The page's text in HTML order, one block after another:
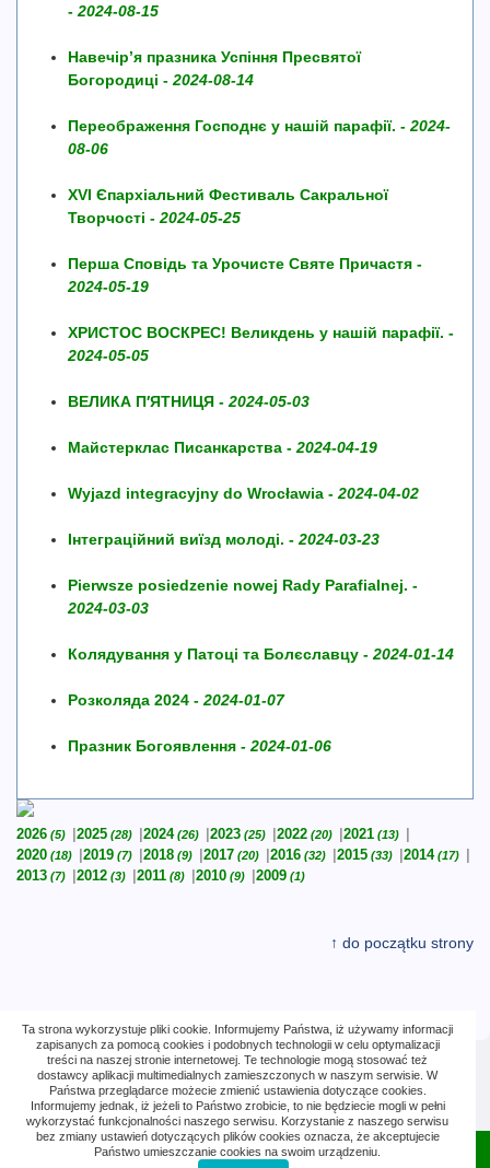
- 2024-08-15
Навечір’я празника Успіння Пресвятої
Богородиці - 2024-08-14
Переображення Господнє у нашій парафії. - 2024-
08-06
XVI Єпархіальний Фестиваль Сакральної
Творчості - 2024-05-25
Перша Сповідь та Урочисте Святе Причастя -
2024-05-19
ХРИСТОС ВОСКРЕС! Великдень у нашій парафії. -
2024-05-05
ВЕЛИКА П′ЯТНИЦЯ - 2024-05-03
Майстерклас Писанкарства - 2024-04-19
Wyjazd integracyjny do Wrocławia - 2024-04-02
Інтеграційний виїзд молоді. - 2024-03-23
Pierwsze posiedzenie nowej Rady Parafialnej. -
2024-03-03
Колядування у Патоці та Болєславцу - 2024-01-14
Розколяда 2024 - 2024-01-07
Празник Богоявлення - 2024-01-06
2026 (5) 2025 (28) 2024(26) 2023 (25) 2022 (20) 2021 (13)
2020 (18) 2019 (7) 2018 (9) 2017 (20) 2016 (32) 2015 (33) 2014(17)
2013 (7) 2012 (3) 2011 (8) 2010 (9) 2009 (1)
↑ do początku strony
Wejścia: 23 569 (26)
© Parafia Greckokatolicka w Legnicy 2021–2026
Ta strona wykorzystuje pliki cookie. Informujemy Państwa, iż używamy informacji
zapisanych za pomocą cookies i podobnych technologii w celu optymalizacji
treści na naszej stronie internetowej. Te technologie mogą stosować też
dostawcy aplikacji multimedialnych zamieszczonych w naszym serwisie. W
Państwa przeglądarce możecie zmienić ustawienia dotyczące cookies.
Informujemy jednak, iż jeżeli to Państwo zrobicie, to nie będziecie mogli w pełni
wykorzystać funkcjonalności naszego serwisu. Korzystanie z naszego serwisu
bez zmiany ustawień dotyczących plików cookies oznacza, że akceptujecie
Państwo umieszczanie cookies na swoim urządzeniu.